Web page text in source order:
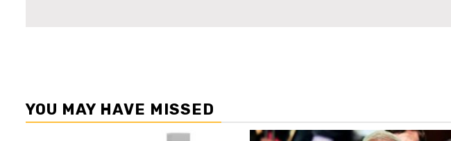
YOU MAY HAVE MISSED